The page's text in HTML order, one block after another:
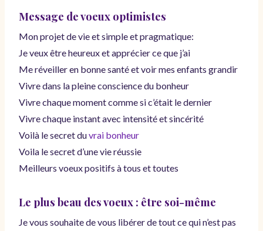
Message de voeux optimistes
Mon projet de vie et simple et pragmatique:
Je veux être heureux et apprécier ce que j’ai
Me réveiller en bonne santé et voir mes enfants grandir
Vivre dans la pleine conscience du bonheur
Vivre chaque moment comme si c’était le dernier
Vivre chaque instant avec intensité et sincérité
Voilà le secret duvrai bonheur
Voila le secret d’une vie réussie
Meilleurs voeux positifs à tous et toutes
Le plus beau des voeux : être soi-même
Je vous souhaite de vous libérer de tout ce qui n’est pas